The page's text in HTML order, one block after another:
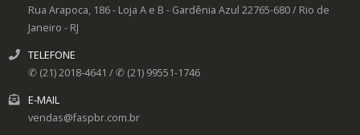
Rua Arapoca, 186 - Loja A e B - Gardênia Azul 22765-680/ Rio de
Janeiro - RJ
TELEFONE
✆ (21) 2018-4641 / ✆ (21) 99551-1746
E-MAIL
vendas@faspbr.com.br